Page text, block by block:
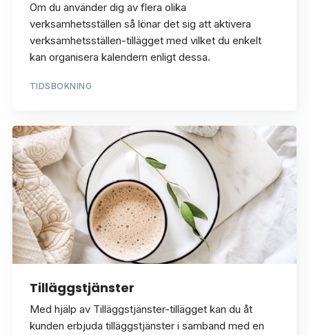
Om du använder dig av flera olika
verksamhetsställen så lönar det sig att aktivera
verksamhetsställen-tillägget med vilket du enkelt
kan organisera kalendern enligt dessa.
TIDSBOKNING
Tilläggstjänster
Med hjälp av Tilläggstjänster-tillägget kan du åt
kunden erbjuda tilläggstjänster i samband med en